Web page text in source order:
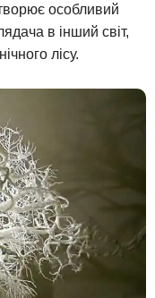
особливий
в інший світ,
лісу.